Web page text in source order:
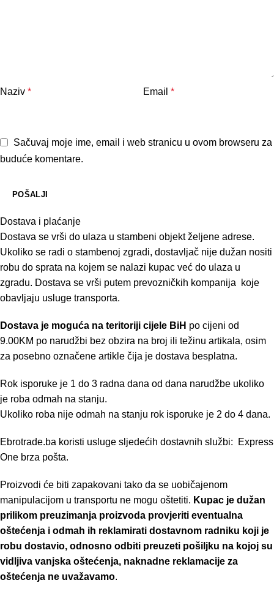
Naziv * Email *
Sačuvaj moje ime, email i web stranicu u ovom browseru za
buduće komentare.
Dostava i plaćanje
Dostava se vrši do ulaza u stambeni objekt željene adrese.
Ukoliko se radi o stambenoj zgradi, dostavljač nije dužan nositi
robu do sprata na kojem se nalazi kupac već do ulaza u
zgradu. Dostava se vrši putem prevozničkih kompanija koje
obavljaju usluge transporta.
Dostava je moguća na teritoriji cijele BiH po cijeni od
9.00KM po narudžbi bez obzira na broj ili težinu artikala, osim
za posebno označene artikle čija je dostava besplatna.
Rok isporuke je 1 do 3 radna dana od dana narudžbe ukoliko
je roba odmah na stanju.
Ukoliko roba nije odmah na stanju rok isporuke je 2 do 4 dana.
Ebrotrade.ba koristi usluge sljedećih dostavnih službi: Express
One brza pošta.
Proizvodi će biti zapakovani tako da se uobičajenom
manipulacijom u transportu ne mogu oštetiti. Kupac je dužan
prilikom preuzimanja proizvoda provjeriti eventualna
oštećenja i odmah ih reklamirati dostavnom radniku koji je
robu dostavio, odnosno odbiti preuzeti pošiljku na kojoj su
vidljiva vanjska oštećenja, naknadne reklamacije za
oštećenja ne uvažavamo.